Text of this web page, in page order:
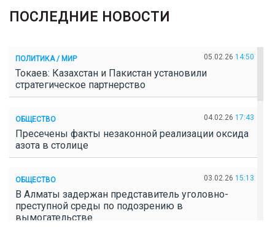
ПОСЛЕДНИЕ НОВОСТИ
ПОЛИТИКА / МИР 05.02.26 14:50
Токаев: Казахстан и Пакистан установили
стратегическое партнерство
ОБЩЕСТВО 04.02.26 17:43
Пресечены факты незаконной реализации оксида
азота в столице
ОБЩЕСТВО 03.02.26 15:13
В Алматы задержан представитель уголовно-
преступной среды по подозрению в
вымогательстве